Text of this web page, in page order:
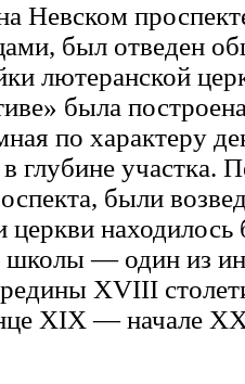
Невском
был отведен
лютеранской
была
по характеру
глубине участка.
были
находилось
школы — один из
XVIII
XIX — начале